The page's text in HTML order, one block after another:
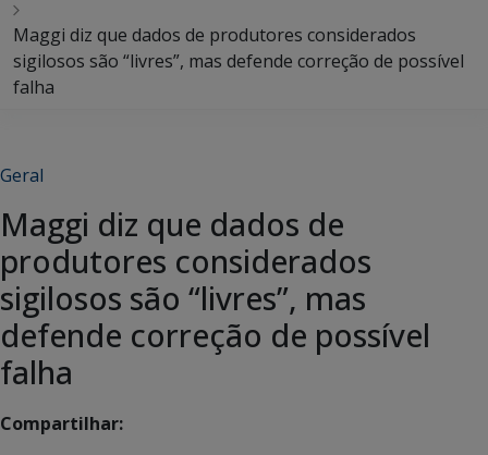
Maggi diz que dados de produtores considerados
sigilosos são “livres”, mas defende correção de possível
falha
Geral
Maggi diz que dados de
produtores considerados
sigilosos são “livres”, mas
defende correção de possível
falha
Compartilhar: